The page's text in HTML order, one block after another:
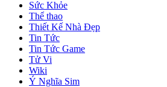
Sức Khỏe
Thể thao
Thiết Kế Nhà Đẹp
Tin Tức
Tin Tức Game
Tử Vi
Wiki
Ý Nghĩa Sim